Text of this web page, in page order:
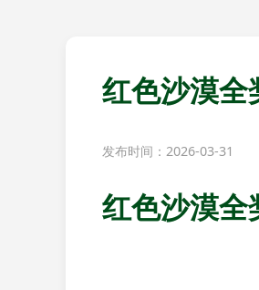
红色沙漠全
发布时间：2026-03-31
红色沙漠全